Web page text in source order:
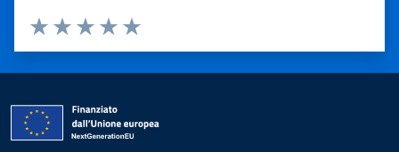
Valuta 5 stelle su 5
Valuta 4 stelle su 5
Valuta 3 stelle su 5
Valuta 2 stelle su 5
Valuta 1 stelle su 5